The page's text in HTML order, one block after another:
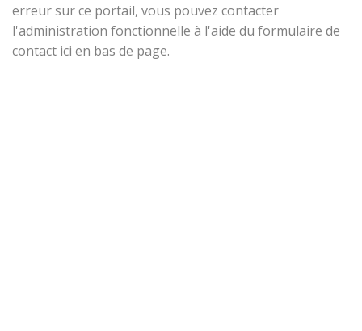
erreur sur ce portail, vous pouvez contacter
l'administration fonctionnelle à l'aide du formulaire de
contact ici en bas de page.